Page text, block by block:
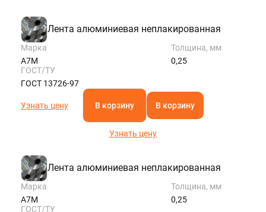
Лента алюминиевая неплакированная
Марка
А7М
Толщина, мм
0,25
ГОСТ/ТУ
ГОСТ 13726-97
Узнать цену В корзину В корзину
Узнать цену
Лента алюминиевая неплакированная
Марка
А7М
Толщина, мм
0,25
ГОСТ/ТУ